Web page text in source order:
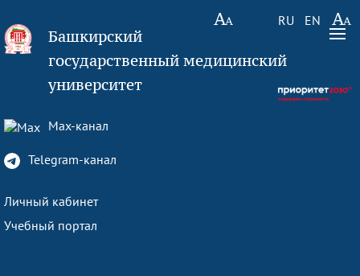
RU EN
Башкирский
государственный медицинский
университет
Max-канал
Telegram-канал
Личный кабинет
Учебный портал